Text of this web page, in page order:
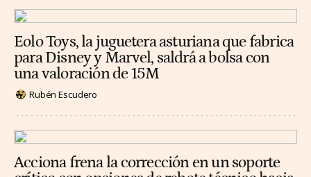
Eolo Toys, la juguetera asturiana que fabrica
para Disney y Marvel, saldrá a bolsa con
una valoración de 15M
Rubén Escudero
Acciona frena la corrección en un soporte